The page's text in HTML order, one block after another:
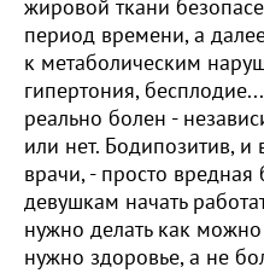
жировой ткани
период времени, а
к метаболическим
гипертония,
реально болен -
или нет. Бодипозитив,
врачи, - просто
девушкам начать
нужно делать как
нужно здоровье, а не